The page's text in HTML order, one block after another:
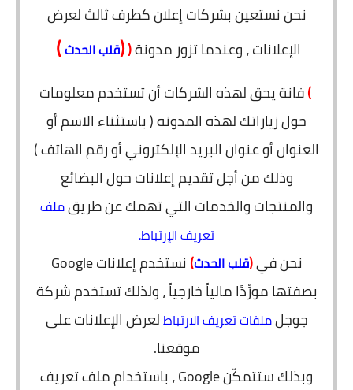
نحن نستعين بشركات إعلان كطرف ثالث لعرض
الإعلانات ، وعندما تزور مدونة(
(قلب الحدث)
)فانة يحق لهذه الشركات أن تستخدم معلومات
حول زياراتك لهذه المدونه ( باستثناء الاسم أو
العنوان أو عنوان البريد الإلكتروني أو رقم الهاتف )
وذلك من أجل تقديم إعلانات حول البضائع
والمنتجات والخدمات التي تهمك عن طريقملف
تعريف الإرتباط.
نحن في(قلب الحدث)
نستخدم إعلانات Google
بصفتها مورِّدًا مالياً خارجياً ، ولذلك تستخدم شركة
جوجلملفات تعريف الارتباطلعرض الإعلانات على
موقعنا.
وبذلك ستتمكّن Google ، باستخدام ملف تعريف